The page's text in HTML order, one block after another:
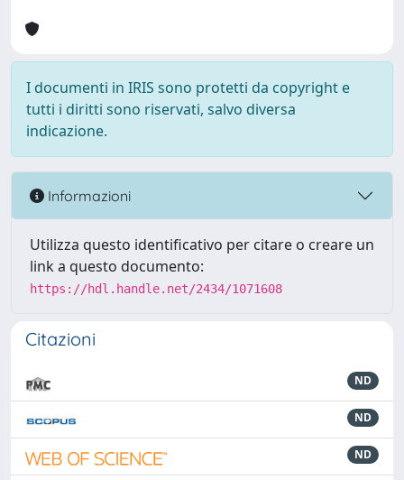
I documenti in IRIS sono protetti da copyright e
tutti i diritti sono riservati, salvo diversa
indicazione.
Informazioni
Utilizza questo identificativo per citare o creare un
link a questo documento:
https://hdl.handle.net/2434/1071608
Citazioni
ND
ND
ND